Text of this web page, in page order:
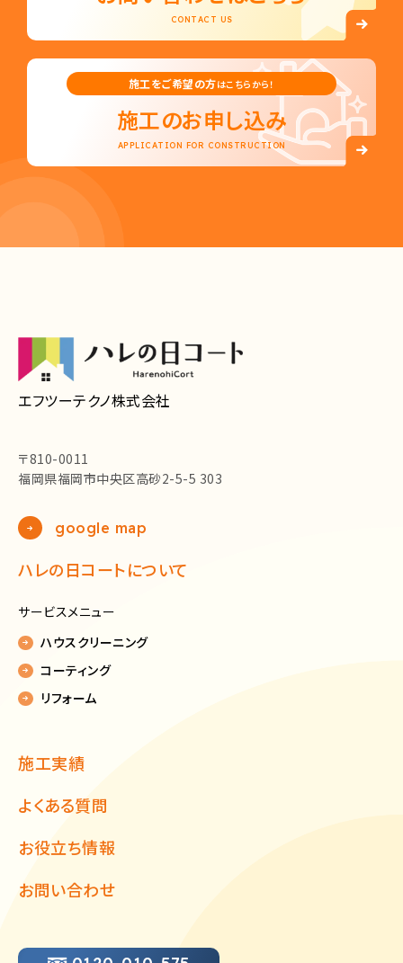
CONTACT US
施工をご希望の方はこちらから！
施工のお申し込み
APPLICATION FOR CONSTRUCTION
エフツーテクノ株式会社
〒810-0011
福岡県福岡市中央区高砂2-5-5 303
google map
ハレの日コートについて
サービスメニュー
ハウスクリーニング
コーティング
リフォーム
施工実績
よくある質問
お役立ち情報
お問い合わせ